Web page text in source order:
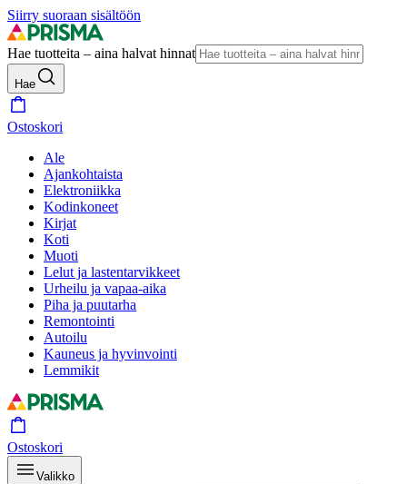
Siirry suoraan sisältöön
Hae tuotteita – aina halvat hinnat
Hae
Ostoskori
Ale
Ajankohtaista
Elektroniikka
Kodinkoneet
Kirjat
Koti
Muoti
Lelut ja lastentarvikkeet
Urheilu ja vapaa-aika
Piha ja puutarha
Remontointi
Autoilu
Kauneus ja hyvinvointi
Lemmikit
Ostoskori
Valikko